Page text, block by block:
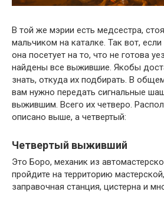
В той же мэрии есть медсестра,
мальчиком на каталке. Так вот, если
она посетует на то, что не готова
найдены все выжившие. Якобы
знать, откуда их подбирать. В
вам нужно передать сигнальные
выжившим. Всего их четверо.
описано выше, а четвертый:
Четвертый выживший
Это Боро, механик из
пройдите на территорию
заправочная станция, цистерна и